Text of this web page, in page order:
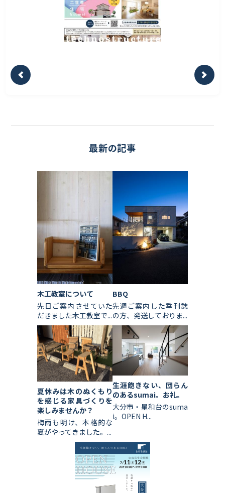
最新の記事
木工教室について
先日ご案内させていた
だきました木工教室で...
BBQ
先週ご案内した季刊誌
の方、発送しておりま...
夏休みは木のぬくもり
を感じる家具づくりを
楽しみませんか？
梅雨も明け、本格的な
夏がやってきました。...
生涯飽きない、団らん
のあるsumai。お礼。
大分市・星和台のsuma
i。OPEN H...